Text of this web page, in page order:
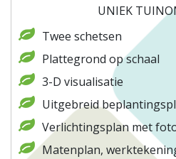
UNIEK
Twee schetsen
Plattegrond op schaal
3-D visualisatie
Uitgebreid
Verlichtingsplan met
Matenplan,